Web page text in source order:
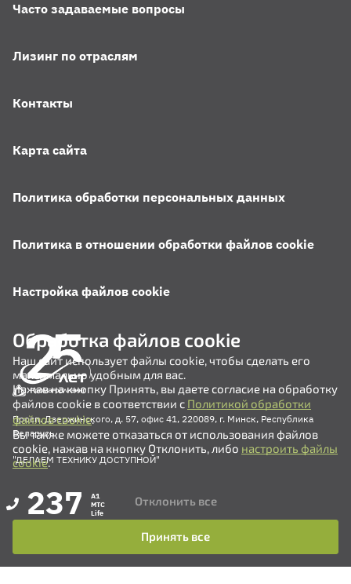
Просп. Дзержинского, д. 57, офис 41, 220089, г. Минск, Республика
Беларусь
"ДЕЛАЕМ ТЕХНИКУ ДОСТУПНОЙ"
237
A1
MTC
Life
+375 (17) 311-35-80
Часто задаваемые вопросы
Лизинг по отраслям
Контакты
Карта сайта
Политика обработки персональных данных
Политика в отношении обработки файлов cookie
Настройка файлов cookie
Обработка файлов cookie
Наш сайт использует файлы cookie, чтобы сделать его
максимально удобным для вас.
Нажав на кнопку Принять, вы даете согласие на обработку
файлов cookie в соответствии с Политикой обработки
файлов cookie.
Вы также можете отказаться от использования файлов
cookie, нажав на кнопку Отклонить, либо настроить файлы
cookie.
Принять все
Отклонить все